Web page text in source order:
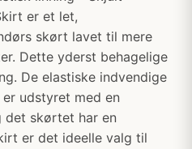
er et let,
skørt lavet til mere
Dette yderst behagelige
De elastiske indvendige
udstyret med en
det skørtet har en
er det ideelle valg til